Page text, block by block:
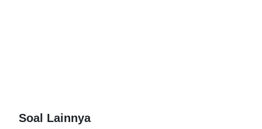
Soal Lainnya